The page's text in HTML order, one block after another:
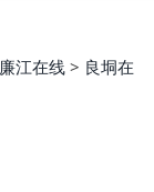
廉江在线 > 良垌在